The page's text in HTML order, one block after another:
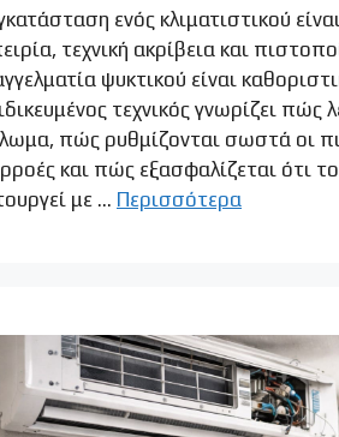
–
ενός κλιματιστικού
τεχνική ακρίβεια και
ψυκτικού είναι
τεχνικός γνωρίζει πώς
πώς ρυθμίζονται σωστά οι
και πώς εξασφαλίζεται ότι
με … Περισσότερα